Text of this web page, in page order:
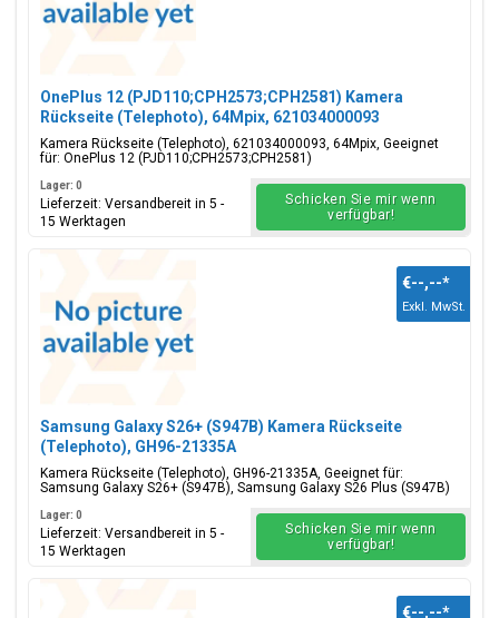
OnePlus 12 (PJD110;CPH2573;CPH2581) Kamera
Rückseite (Telephoto), 64Mpix, 621034000093
Kamera Rückseite (Telephoto), 621034000093, 64Mpix, Geeignet
für: OnePlus 12 (PJD110;CPH2573;CPH2581)
Lager: 0
Lieferzeit: Versandbereit in 5 -
15 Werktagen
Schicken Sie mir wenn
verfügbar!
Samsung Galaxy S26+ (S947B) Kamera Rückseite
(Telephoto), GH96-21335A
Kamera Rückseite (Telephoto), GH96-21335A, Geeignet für:
Samsung Galaxy S26+ (S947B), Samsung Galaxy S26 Plus (S947B)
€--,--*
Exkl. MwSt.
Lager: 0
Lieferzeit: Versandbereit in 5 -
15 Werktagen
Schicken Sie mir wenn
verfügbar!
€--,--*